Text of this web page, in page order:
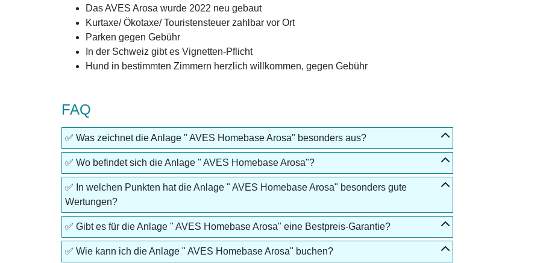
Das AVES Arosa wurde 2022 neu gebaut
Kurtaxe/ Ökotaxe/ Touristensteuer zahlbar vor Ort
Parken gegen Gebühr
In der Schweiz gibt es Vignetten-Pflicht
Hund in bestimmten Zimmern herzlich willkommen, gegen Gebühr
FAQ
✅ Was zeichnet die Anlage " AVES Homebase Arosa" besonders aus?
✅ Wo befindet sich die Anlage " AVES Homebase Arosa"?
✅ In welchen Punkten hat die Anlage " AVES Homebase Arosa" besonders gute
Wertungen?
✅ Gibt es für die Anlage " AVES Homebase Arosa" eine Bestpreis-Garantie?
✅ Wie kann ich die Anlage " AVES Homebase Arosa" buchen?